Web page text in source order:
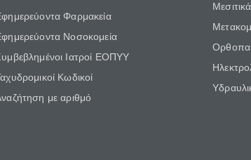
Φαρμακεία
Νοσοκομεία
Ιατροί ΕΟΠΥΥ
Κωδικοί
με αριθμό